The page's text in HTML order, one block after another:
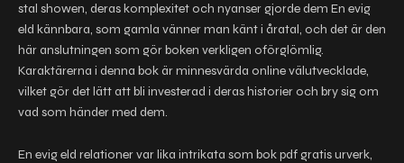
stal showen, deras komplexitet och nyanser gjorde dem En evig
eld kännbara, som gamla vänner man känt i åratal, och det är den
här anslutningen som gör boken verkligen oförglömlig.
Karaktärerna i denna bok är minnesvärda online välutvecklade,
vilket gör det lätt att bli investerad i deras historier och bry sig om
vad som händer med dem.
En evig eld relationer var lika intrikata som bok pdf gratis urverk,